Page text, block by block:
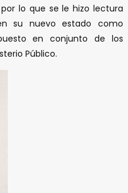
lo que se le hizo lectura
su nuevo estado como
en conjunto de los
Público.